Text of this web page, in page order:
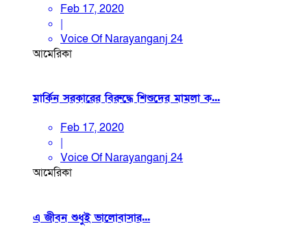
Feb 17, 2020
|
Voice Of Narayanganj 24
আমেরিকা
মার্কিন সরকারের বিরুদ্ধে শিশুদের মামলা ক...
Feb 17, 2020
|
Voice Of Narayanganj 24
আমেরিকা
এ জীবন শুধুই ভালোবাসার...